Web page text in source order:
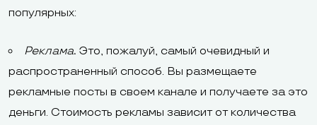
популярных:
Реклама. Это, пожалуй, самый очевидный и
распространенный способ. Вы размещаете
рекламные посты в своем канале и получаете за это
деньги. Стоимость рекламы зависит от количества